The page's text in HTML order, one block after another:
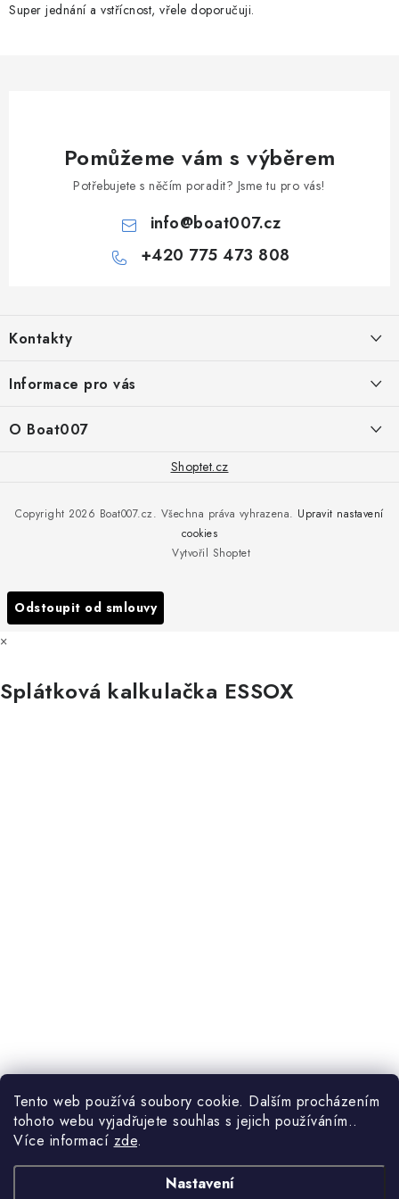
Tento web používá soubory cookie. Dalším procházením
tohoto webu vyjadřujete souhlas s jejich používáním..
Více informací zde.
Nastavení
p
Super jednání a vstřícnost, vřele doporučuji.
Pomůžeme vám s výběrem
Potřebujete s něčím poradit? Jsme tu pro vás!
info@boat007.cz
+420 775 473 808
p
a
Kontakty
+420 775 473 808
PŘÍJEM/VÝDEJ/SERVIS zakázek
Informace pro vás
Obchodní podmínky
Podmínky ochrany osobních údajů
O Boat007
Všechny značky
Shoptet.cz
Vytvořil Shoptet
Copyright 2026 Boat007.cz. Všechna práva vyhrazena. Upravit nastavení
cookies
Odstoupit od smlouvy
×
Splátková kalkulačka ESSOX